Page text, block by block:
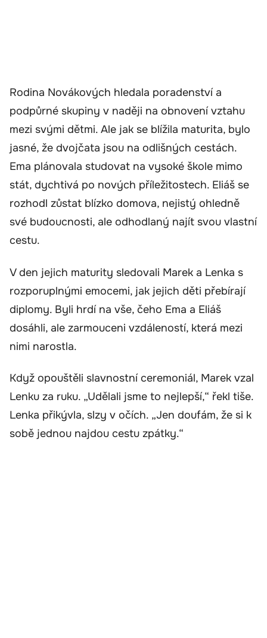
Rodina Novákových hledala poradenství a
podpůrné skupiny v naději na obnovení vztahu
mezi svými dětmi. Ale jak se blížila maturita, bylo
jasné, že dvojčata jsou na odlišných cestách.
Ema plánovala studovat na vysoké škole mimo
stát, dychtivá po nových příležitostech. Eliáš se
rozhodl zůstat blízko domova, nejistý ohledně
své budoucnosti, ale odhodlaný najít svou vlastní
cestu.
V den jejich maturity sledovali Marek a Lenka s
rozporuplnými emocemi, jak jejich děti přebírají
diplomy. Byli hrdí na vše, čeho Ema a Eliáš
dosáhli, ale zarmouceni vzdáleností, která mezi
nimi narostla.
Když opouštěli slavnostní ceremoniál, Marek vzal
Lenku za ruku. „Udělali jsme to nejlepší,“ řekl tiše.
Lenka přikývla, slzy v očích. „Jen doufám, že si k
sobě jednou najdou cestu zpátky.“